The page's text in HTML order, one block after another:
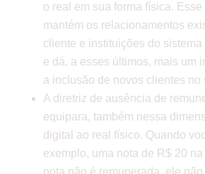
o real em sua forma física. Esse
mantém os relacionamentos
cliente e instituições do
e dá, a esses últimos, mais um
a inclusão de novos clientes no
A diretriz de ausência de
equipara, também nessa
digital ao real físico. Quando
exemplo, uma nota de R$ 20